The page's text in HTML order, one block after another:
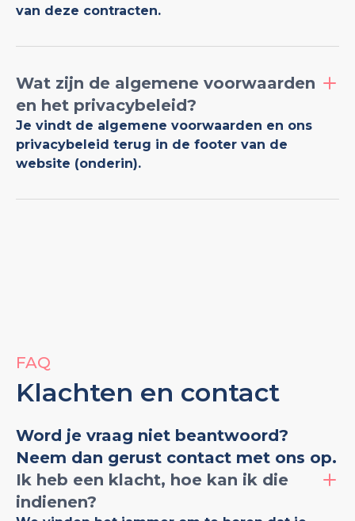
van deze contracten.
Wat zijn de algemene voorwaarden
en het privacybeleid?
Je vindt de algemene voorwaarden en ons
privacybeleid terug in de footer van de
website (onderin).
FAQ
Klachten en contact
Word je vraag niet beantwoord?
Neem dan gerust contact met ons op.
Ik heb een klacht, hoe kan ik die
indienen?